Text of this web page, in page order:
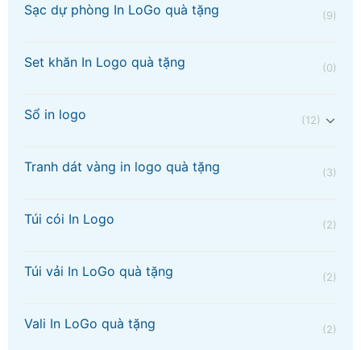
Sạc dự phòng In LoGo quà tặng (9)
Set khăn In Logo quà tặng (0)
Sổ in logo (12)
Tranh dát vàng in logo quà tặng (3)
Túi cói In Logo (2)
Túi vải In LoGo quà tặng (2)
Vali In LoGo quà tặng (2)